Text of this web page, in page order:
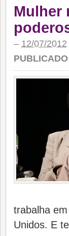
Mulher
– 12/07/2012
trabalha
Unidos. E